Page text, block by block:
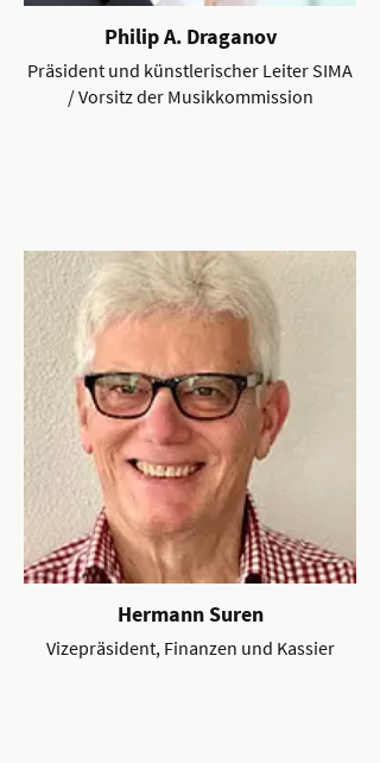
Philip A. Draganov
Präsident und künstlerischer Leiter SIMA
/ Vorsitz der Musikkommission
Hermann Suren
Vizepräsident, Finanzen und Kassier